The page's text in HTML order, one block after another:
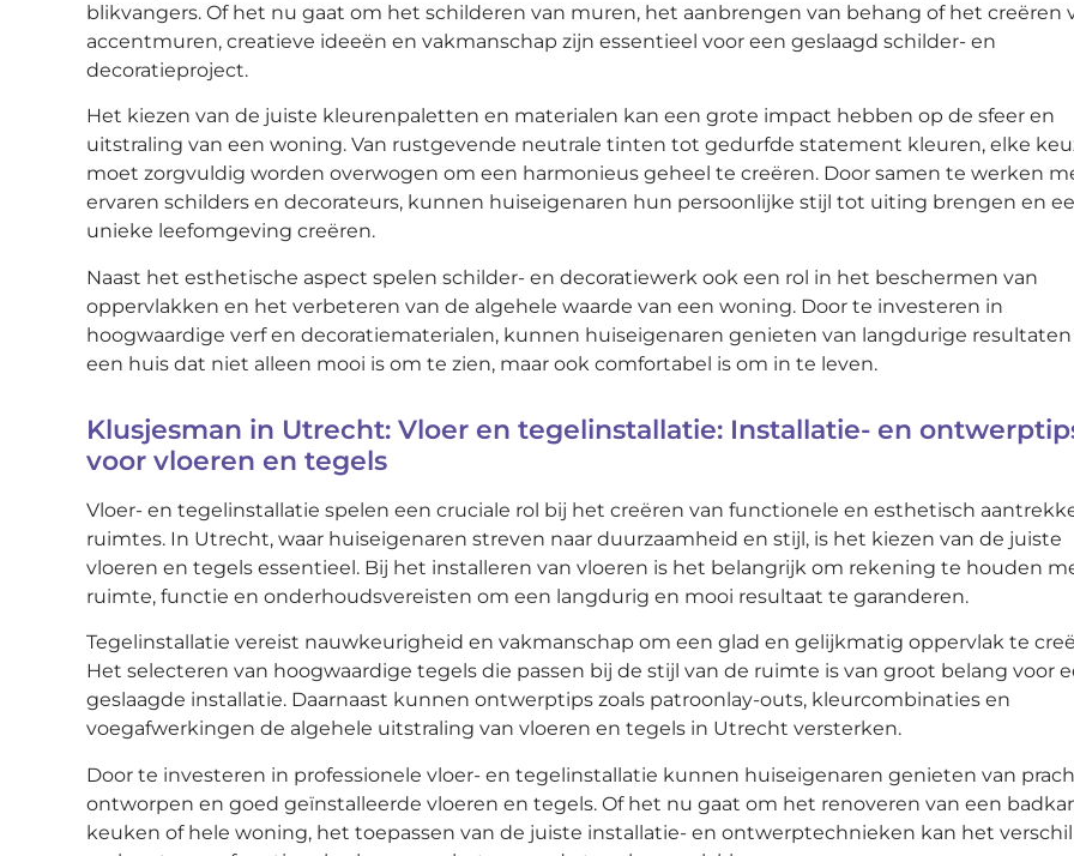
blikvangers. Of het nu gaat om het schilderen van muren, het aanbrengen van behang of het creëren
accentmuren, creatieve ideeën en vakmanschap zijn essentieel voor een geslaagd schilder- en
decoratieproject.
Het kiezen van de juiste kleurenpaletten en materialen kan een grote impact hebben op de sfeer en
uitstraling van een woning. Van rustgevende neutrale tinten tot gedurfde statement kleuren, elke
moet zorgvuldig worden overwogen om een harmonieus geheel te creëren. Door samen te werken
ervaren schilders en decorateurs, kunnen huiseigenaren hun persoonlijke stijl tot uiting brengen en
unieke leefomgeving creëren.
Naast het esthetische aspect spelen schilder- en decoratiewerk ook een rol in het beschermen van
oppervlakken en het verbeteren van de algehele waarde van een woning. Door te investeren in
hoogwaardige verf en decoratiematerialen, kunnen huiseigenaren genieten van langdurige resultaten
een huis dat niet alleen mooi is om te zien, maar ook comfortabel is om in te leven.
Klusjesman in Utrecht: Vloer en tegelinstallatie: Installatie- en
voor vloeren en tegels
Vloer- en tegelinstallatie spelen een cruciale rol bij het creëren van functionele en esthetisch
ruimtes. In Utrecht, waar huiseigenaren streven naar duurzaamheid en stijl, is het kiezen van de juiste
vloeren en tegels essentieel. Bij het installeren van vloeren is het belangrijk om rekening te houden
ruimte, functie en onderhoudsvereisten om een langdurig en mooi resultaat te garanderen.
Tegelinstallatie vereist nauwkeurigheid en vakmanschap om een glad en gelijkmatig oppervlak te
Het selecteren van hoogwaardige tegels die passen bij de stijl van de ruimte is van groot belang voor
geslaagde installatie. Daarnaast kunnen ontwerptips zoals patroonlay-outs, kleurcombinaties en
voegafwerkingen de algehele uitstraling van vloeren en tegels in Utrecht versterken.
Door te investeren in professionele vloer- en tegelinstallatie kunnen huiseigenaren genieten van
ontworpen en goed geïnstalleerde vloeren en tegels. Of het nu gaat om het renoveren van een
keuken of hele woning, het toepassen van de juiste installatie- en ontwerptechnieken kan het verschil